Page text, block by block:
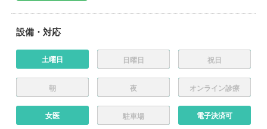
設備・対応
土曜日 日曜日 祝日
朝 夜 オンライン診療
女医 駐車場 電子決済可